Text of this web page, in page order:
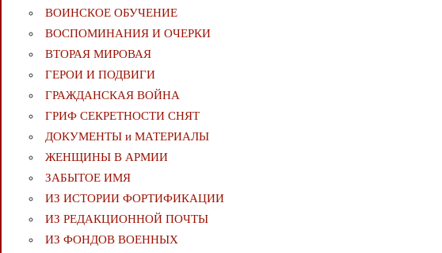
ВОИНСКОЕ ОБУЧЕНИЕ
ВОСПОМИНАНИЯ И ОЧЕРКИ
ВТОРАЯ МИРОВАЯ
ГЕРОИ И ПОДВИГИ
ГРАЖДАНСКАЯ ВОЙНА
ГРИФ СЕКРЕТНОСТИ СНЯТ
ДОКУМЕНТЫ и МАТЕРИАЛЫ
ЖЕНЩИНЫ В АРМИИ
ЗАБЫТОЕ ИМЯ
ИЗ ИСТОРИИ ФОРТИФИКАЦИИ
ИЗ РЕДАКЦИОННОЙ ПОЧТЫ
ИЗ ФОНДОВ ВОЕННЫХ